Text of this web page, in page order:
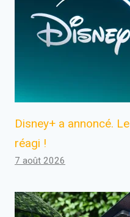
Disney+ a annoncé.
réagi !
7 août 2026